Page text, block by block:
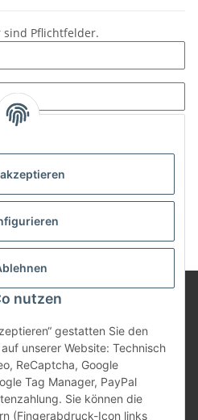
nutzen
gestatten Sie den
unserer Website: Technisch
ReCaptcha, Google
Tag Manager, PayPal
Sie können die
(Fingerabdruck-Icon links
sind Pflichtfelder.